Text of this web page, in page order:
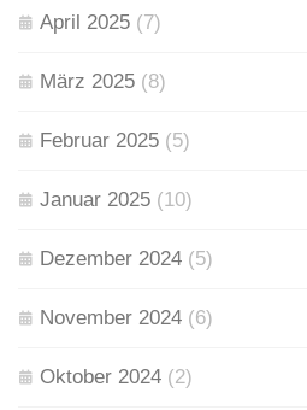
April 2025 (7)
März 2025 (8)
Februar 2025 (5)
Januar 2025 (10)
Dezember 2024 (5)
November 2024 (6)
Oktober 2024 (2)